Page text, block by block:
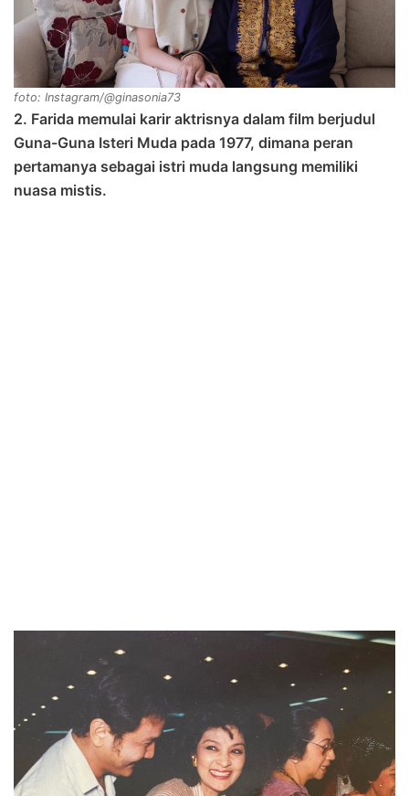
foto: Instagram/@ginasonia73
2. Farida memulai karir aktrisnya dalam film berjudul
Guna-Guna Isteri Muda pada 1977, dimana peran
pertamanya sebagai istri muda langsung memiliki
nuasa mistis.